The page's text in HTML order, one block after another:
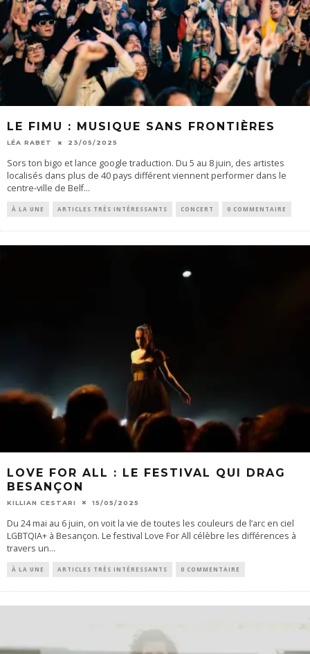
LE FIMU : MUSIQUE SANS FRONTIÈRES
LÉA RABET 23/05/2025
Sors ton bigo et lance google traduction. Du 5 au 8 juin, des artistes
localisés dans plus de 40 pays différent viennent performer dans le
centre-ville de Belf...
À LA UNE ARTICLES TRÈS INTÉRESSANTS CONCERT 0 COMMENTAIRE
LOVE FOR ALL : LE FESTIVAL QUI DRAG
BESANÇON
KILLIAN CESTARI 15/05/2025
Du 24 mai au 6 juin, on voit la vie de toutes les couleurs de l’arc en ciel
LGBTQIA+ à Besançon. Le festival Love For All célèbre les différences à
travers un...
À LA UNE ARTICLES TRÈS INTÉRESSANTS 0 COMMENTAIRE